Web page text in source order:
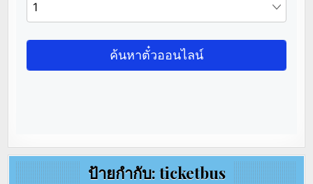
ป้ายกำกับ: ticketbus